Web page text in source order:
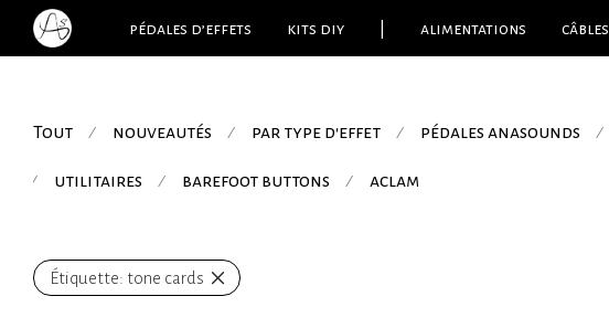
pédales d’effets kits diy alimentations câbles
Tout ⁄ nouveautés ⁄ par type d'effet ⁄ pédales anasounds ⁄
⁄ utilitaires ⁄ barefoot buttons ⁄ aclam
Étiquette: tone cards